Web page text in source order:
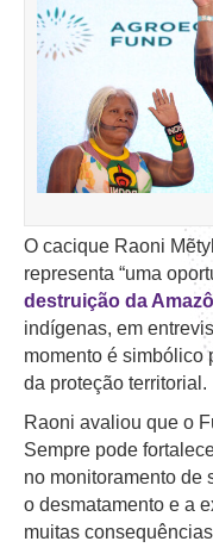
O cacique Raoni
representa “uma
destruição da
indígenas, em
momento é simbólico
da proteção territorial.
Raoni avaliou que o
Sempre pode
no monitoramento de
o desmatamento e a
muitas